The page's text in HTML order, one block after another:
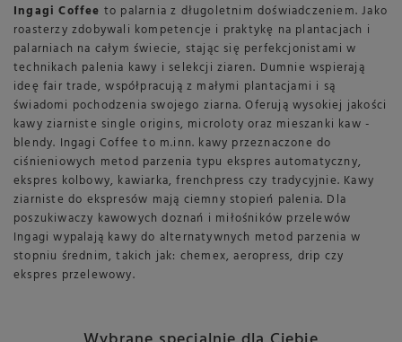
Ingagi Coffee to palarnia z długoletnim doświadczeniem. Jako
roasterzy zdobywali kompetencje i praktykę na plantacjach i
palarniach na całym świecie, stając się perfekcjonistami w
technikach palenia kawy i selekcji ziaren. Dumnie wspierają
ideę fair trade, współpracują z małymi plantacjami i są
świadomi pochodzenia swojego ziarna. Oferują wysokiej jakości
kawy ziarniste single origins, microloty oraz mieszanki kaw -
blendy. Ingagi Coffee to m.inn. kawy przeznaczone do
ciśnieniowych metod parzenia typu ekspres automatyczny,
ekspres kolbowy, kawiarka, frenchpress czy tradycyjnie. Kawy
ziarniste do ekspresów mają ciemny stopień palenia. Dla
poszukiwaczy kawowych doznań i miłośników przelewów
Ingagi wypalają kawy do alternatywnych metod parzenia w
stopniu średnim, takich jak: chemex, aeropress, drip czy
ekspres przelewowy.